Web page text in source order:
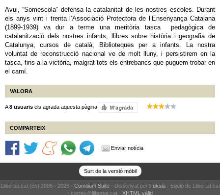
Avui, “Somescola” defensa la catalanitat de les nostres escoles. Durant
els anys vint i trenta l’Associació Protectora de l’Ensenyança Catalana
(1899-1939) va dur a terme una meritòria tasca pedagògica de
catalanització dels nostres infants, llibres sobre història i geografia de
Catalunya, cursos de català, Biblioteques per a infants. La nostra
voluntat de reconstrucció nacional ve de molt lluny, i persistirem en la
tasca, fins a la victòria, malgrat tots els entrebancs que puguem trobar en
el camí.
VALORA
A8 usuaris els agrada aquesta pàgina
COMPARTEIX
Enviar notícia
Surt de la versió mòbil
Llibertat.cat (cc) 2006 - 2026 · Comitium Suite· Dissenyat per Fuksia· Equip de Llibertat.cat
- correu@llibertat.cat · XHTML vàlid